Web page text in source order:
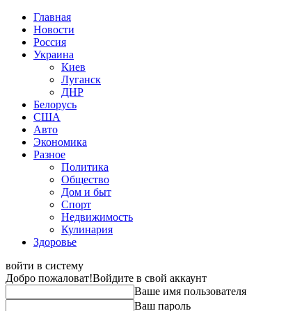
Главная
Новости
Россия
Украина
Киев
Луганск
ДНР
Белорусь
США
Авто
Экономика
Разное
Политика
Общество
Дом и быт
Спорт
Недвижимость
Кулинария
Здоровье
войти в систему
Добро пожаловат!Войдите в свой аккаунт
Ваше имя пользователя
Ваш пароль